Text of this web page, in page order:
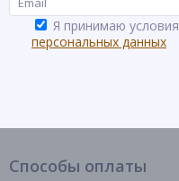
Я принимаю условия
персональных данных
Способы оплаты